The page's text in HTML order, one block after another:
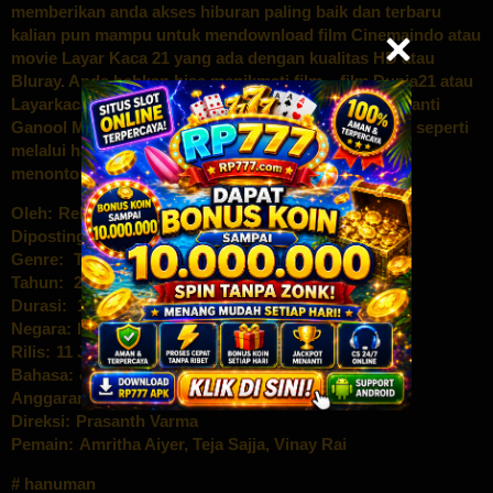
memberikan anda akses hiburan paling baik dan terbaru
kalian pun mampu untuk mendownload film Cinemaindo atau
movie Layar Kaca 21 yang ada dengan kualitas HD atau
Bluray. Anda bahkan bisa menikmati film – film Dunia21 atau
Layarkaca21 waktu ini dengan lebih enteng lewat piranti
Ganool Movie eletronik kamu, nonton online Indoxxi seperti
melalui handphone android kamu atau pc anda bagi
menonton film Online ini dengan nyaman
Oleh: Rebahan Movie
Diposting pada:
Genre: Tak Berkategori
Tahun:
2024
Durasi:
159 Min
Negara: India
Rilis: 11 Jan 2024
Bahasa: తెలుగు
Anggaran: $ 4.809.416,00
Direksi: Prasanth Varma
Pemain: Amritha Aiyer, Teja Sajja, Vinay Rai
hanuman